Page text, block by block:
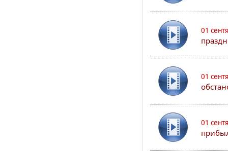
01
01
01